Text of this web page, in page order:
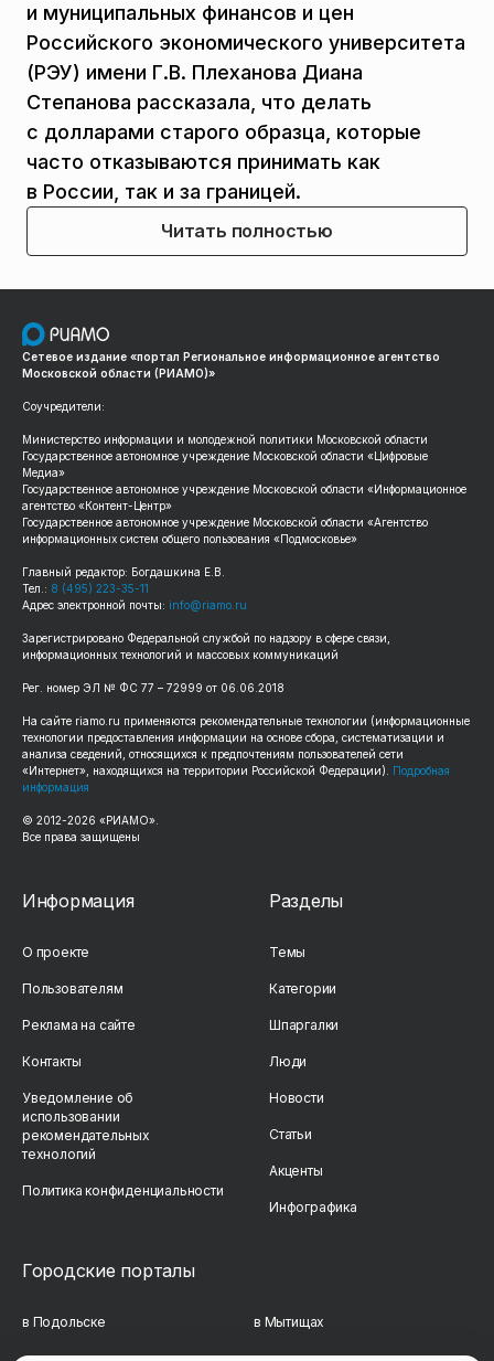
и муниципальных финансов и цен
Российского экономического университета
(РЭУ) имени Г.В. Плеханова Диана
Степанова рассказала, что делать
с долларами старого образца, которые
часто отказываются принимать как
в России, так и за границей.
Читать полностью
Сетевое издание «портал Региональное информационное агентство
Московской области (РИАМО)»
Соучредители:
Министерство информации и молодежной политики Московской области
Государственное автономное учреждение Московской области «Цифровые
Медиа»
Государственное автономное учреждение Московской области «Информационное
агентство «Контент-Центр»
Государственное автономное учреждение Московской области «Агентство
информационных систем общего пользования «Подмосковье»
Главный редактор: Богдашкина Е.В.
Тел.: 8 (495) 223-35-11
Адрес электронной почты: info@riamo.ru
Зарегистрировано Федеральной службой по надзору в сфере связи,
информационных технологий и массовых коммуникаций
Рег. номер ЭЛ № ФС 77 – 72999 от 06.06.2018
На сайте riamo.ru применяются рекомендательные технологии (информационные
технологии предоставления информации на основе сбора, систематизации и
анализа сведений, относящихся к предпочтениям пользователей сети
«Интернет», находящихся на территории Российской Федерации). Подробная
информация
© 2012-2026 «РИАМО».
Все права защищены
Информация
О проекте
Пользователям
Реклама на сайте
Контакты
Уведомление об
использовании
рекомендательных
технологий
Политика конфиденциальности
Разделы
Темы
Категории
Шпаргалки
Люди
Новости
Статьи
Акценты
Инфографика
Городские порталы
в Подольске в Мытищах